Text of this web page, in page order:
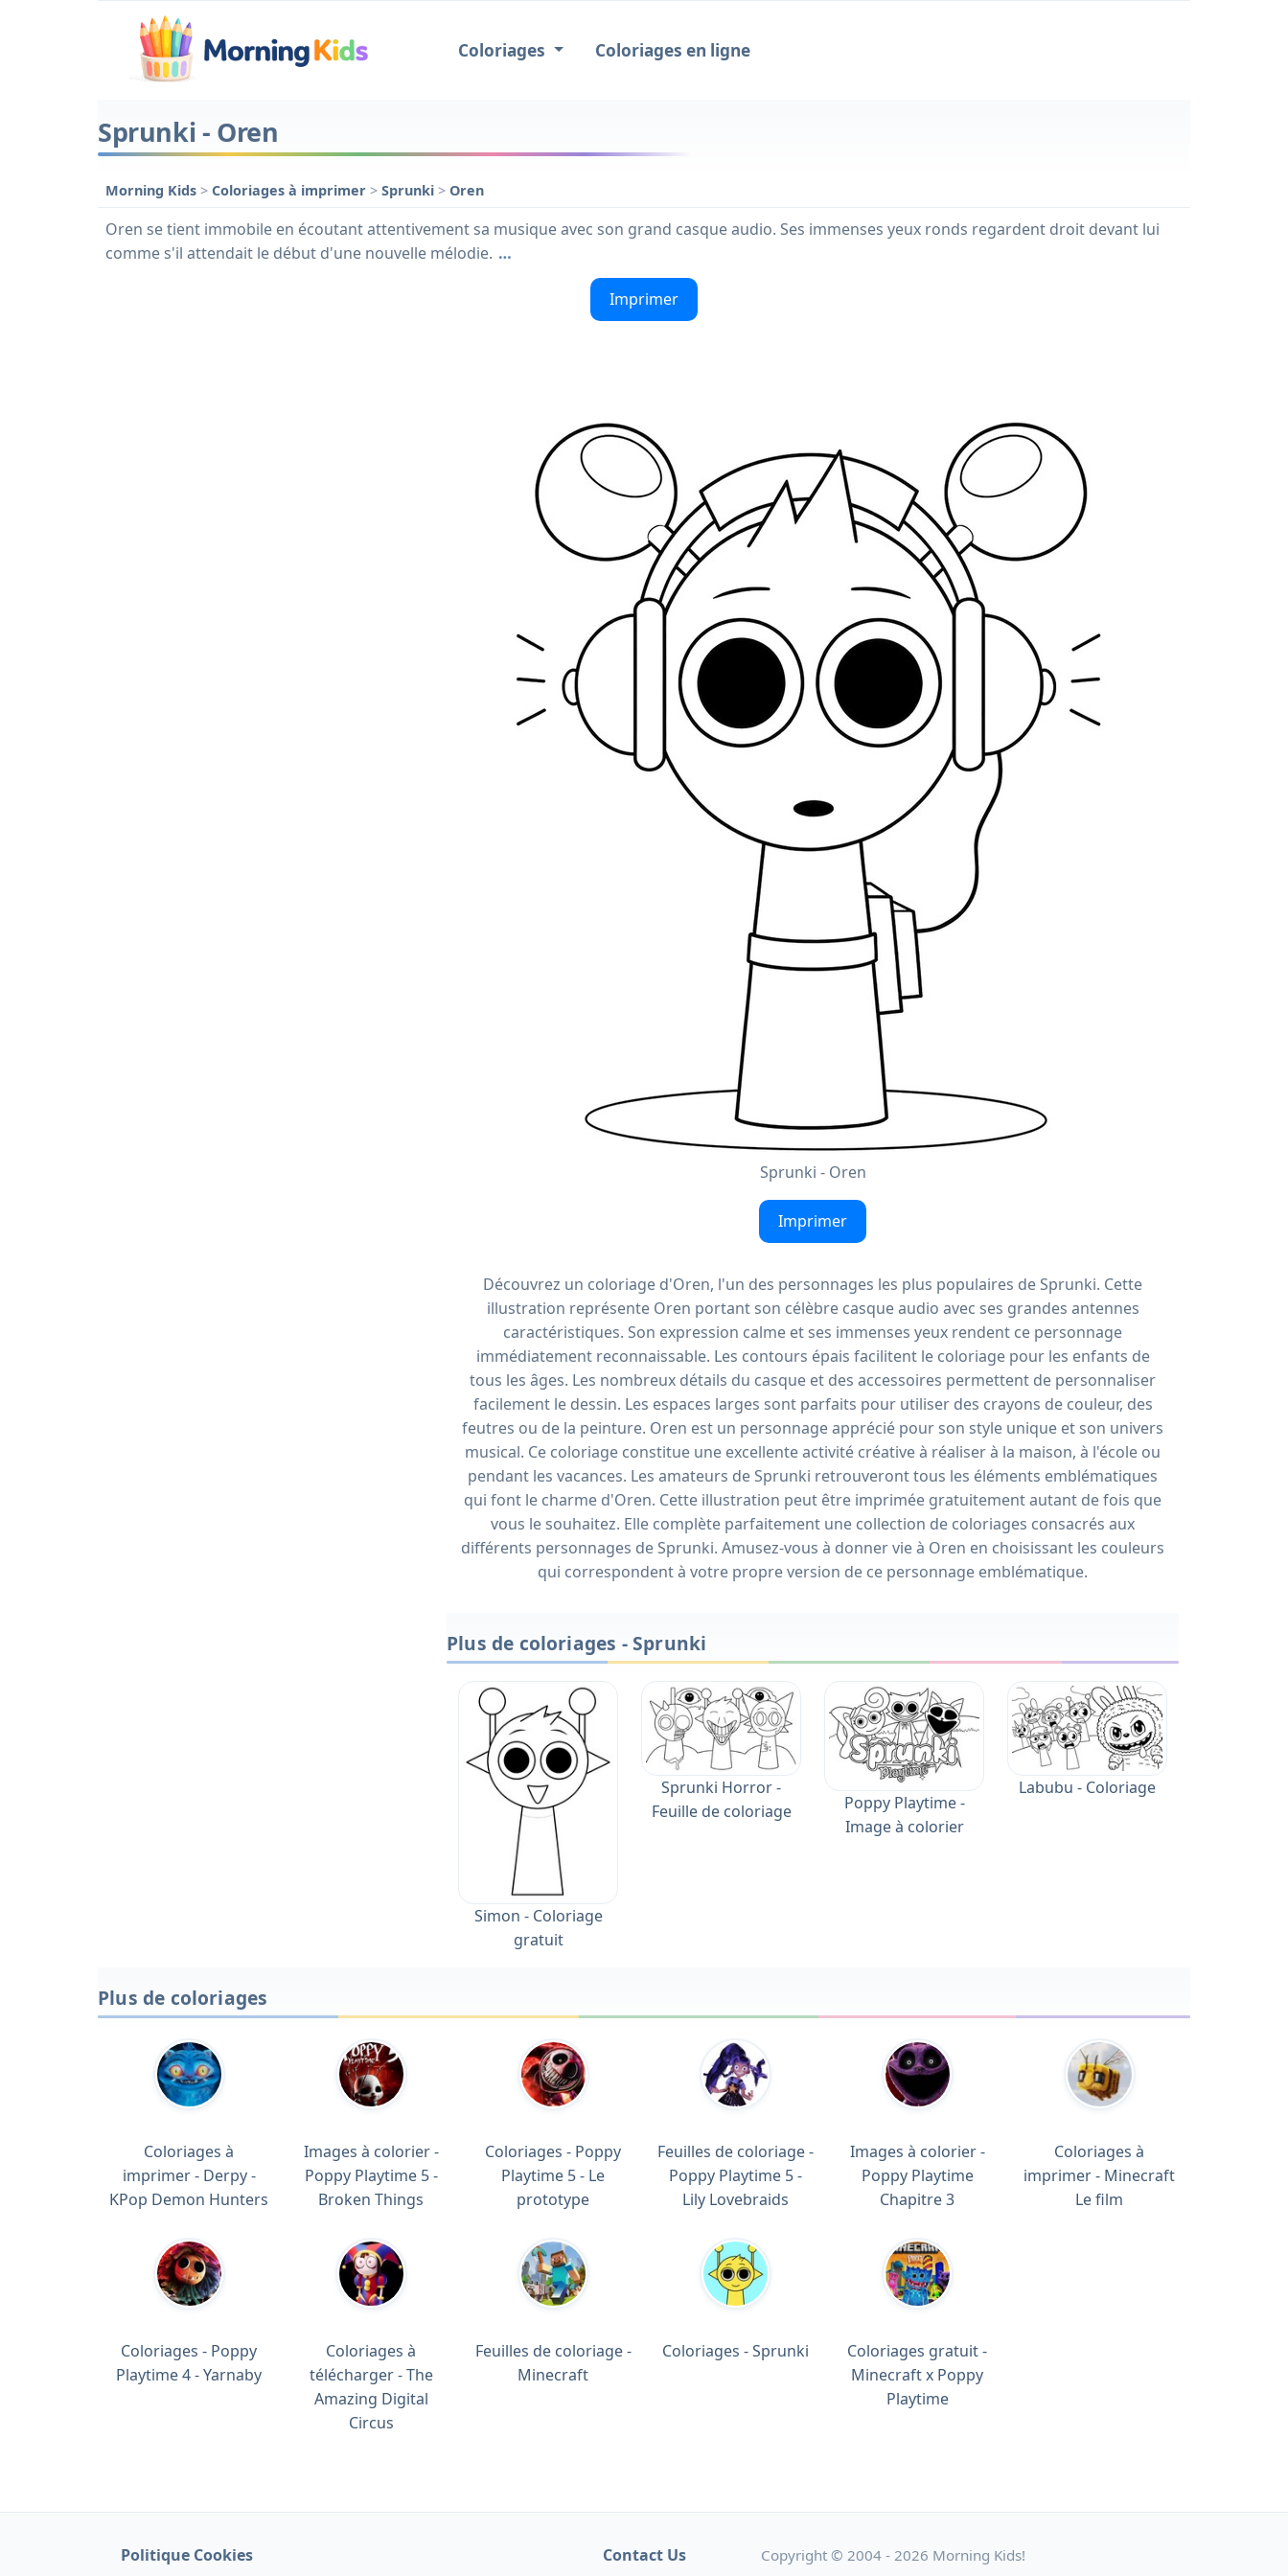
Coloriages Coloriages en ligne
Sprunki - Oren
Morning Kids > Coloriages à imprimer > Sprunki > Oren
Oren se tient immobile en écoutant attentivement sa musique avec son grand casque audio. Ses immenses yeux ronds regardent droit devant lui
comme s'il attendait le début d'une nouvelle mélodie. …
Imprimer
Sprunki - Oren
Imprimer
Découvrez un coloriage d'Oren, l'un des personnages les plus populaires de Sprunki. Cette
illustration représente Oren portant son célèbre casque audio avec ses grandes antennes
caractéristiques. Son expression calme et ses immenses yeux rendent ce personnage
immédiatement reconnaissable. Les contours épais facilitent le coloriage pour les enfants de
tous les âges. Les nombreux détails du casque et des accessoires permettent de personnaliser
facilement le dessin. Les espaces larges sont parfaits pour utiliser des crayons de couleur, des
feutres ou de la peinture. Oren est un personnage apprécié pour son style unique et son univers
musical. Ce coloriage constitue une excellente activité créative à réaliser à la maison, à l'école ou
pendant les vacances. Les amateurs de Sprunki retrouveront tous les éléments emblématiques
qui font le charme d'Oren. Cette illustration peut être imprimée gratuitement autant de fois que
vous le souhaitez. Elle complète parfaitement une collection de coloriages consacrés aux
différents personnages de Sprunki. Amusez-vous à donner vie à Oren en choisissant les couleurs
qui correspondent à votre propre version de ce personnage emblématique.
Plus de coloriages - Sprunki
Simon - Coloriage
gratuit
Sprunki Horror -
Feuille de coloriage
Poppy Playtime -
Image à colorier
Labubu - Coloriage
Plus de coloriages
Coloriages à
imprimer - Derpy -
KPop Demon Hunters
Images à colorier -
Poppy Playtime 5 -
Broken Things
Coloriages - Poppy
Playtime 5 - Le
prototype
Feuilles de coloriage -
Poppy Playtime 5 -
Lily Lovebraids
Images à colorier -
Poppy Playtime
Chapitre 3
Coloriages à
imprimer - Minecraft
Le film
Coloriages - Poppy
Playtime 4 - Yarnaby
Coloriages à
télécharger - The
Amazing Digital
Circus
Feuilles de coloriage -
Minecraft
Coloriages - Sprunki
Coloriages gratuit -
Minecraft x Poppy
Playtime
Politique Cookies Contact Us Copyright © 2004 - 2026 Morning Kids!